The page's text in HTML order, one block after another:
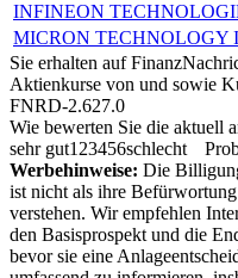
INFINEON
MICRON TECHNOLOGY
Sie erhalten auf
Aktienkurse von und sowie
FNRD-2.627.0
Wie bewerten Sie die aktuell
sehr gut1 23456schlecht
Werbehinweise: Die
ist nicht als ihre
verstehen. Wir empfehlen
den Basisprospekt und die
bevor sie eine